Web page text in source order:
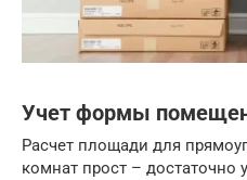
Учет формы
Расчет площади для
комнат прост –